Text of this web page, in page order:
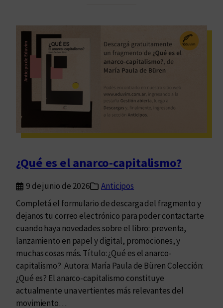
r
e
s
y
s
ñ
d
o
r
s
t
i
e
p
o
u
a
i
n
a
s
¿Qué es el anarco-capitalismo?
9 de junio de 2026
Anticipos
Completá el formulario de descarga del fragmento y
dejanos tu correo electrónico para poder contactarte
cuando haya novedades sobre el libro: preventa,
lanzamiento en papel y digital, promociones, y
muchas cosas más. Título: ¿Qué es el anarco-
capitalismo? Autora: María Paula de Büren Colección:
¿Qué es? El anarco-capitalismo constituye
actualmente una vertientes más relevantes del
movimiento…